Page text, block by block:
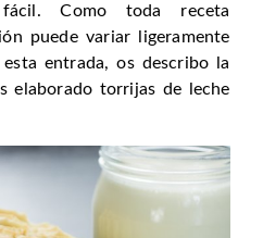
Como toda receta
puede variar ligeramente
entrada, os describo la
elaborado torrijas de leche